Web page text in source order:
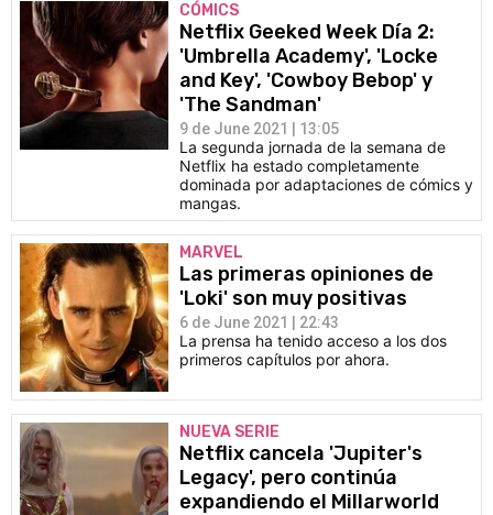
CÓMICS
Netflix Geeked Week Día 2:
'Umbrella Academy', 'Locke
and Key', 'Cowboy Bebop' y
'The Sandman'
9 de June 2021 | 13:05
La segunda jornada de la semana de
Netflix ha estado completamente
dominada por adaptaciones de cómics y
mangas.
MARVEL
Las primeras opiniones de
'Loki' son muy positivas
6 de June 2021 | 22:43
La prensa ha tenido acceso a los dos
primeros capítulos por ahora.
NUEVA SERIE
Netflix cancela 'Jupiter's
Legacy', pero continúa
expandiendo el Millarworld